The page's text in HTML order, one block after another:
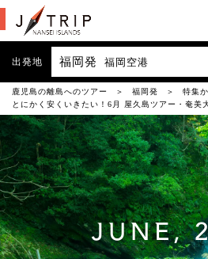
出発地 福岡発 福岡空港
鹿児島の離島へのツアー 福岡発
特集
とにかく安くいきたい！6月 屋久島ツアー・奄美
JUNE,